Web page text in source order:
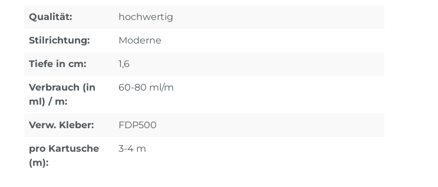
Qualität: hochwertig
Stilrichtung: Moderne
Tiefe in cm: 1,6
Verbrauch (in
ml) / m:
60-80 ml/m
Verw. Kleber: FDP500
pro Kartusche
(m):
3-4 m